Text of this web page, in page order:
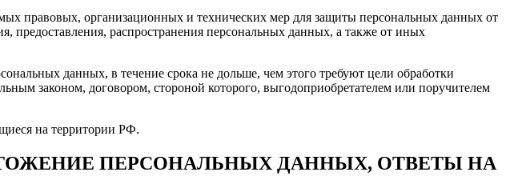
правовых, организационных и технических мер для защиты персональных данных от
предоставления, распространения персональных данных, а также от иных
данных, в течение срока не дольше, чем этого требуют цели обработки
законом, договором, стороной которого, выгодоприобретателем или поручителем
на территории РФ.
ПЕРСОНАЛЬНЫХ ДАННЫХ, ОТВЕТЫ НА